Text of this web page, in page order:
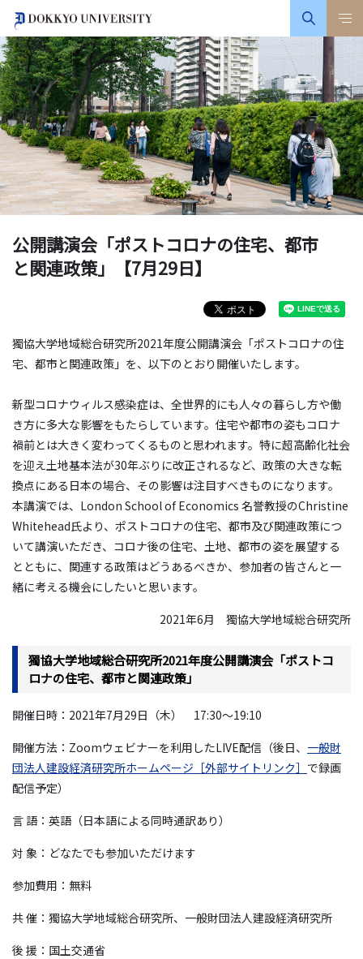
公開講演会「ポストコロナの住宅、都市
と関連政策」【7月29日】
獨協大学地域総合研究所2021年度公開講演会「ポストコロナの住
宅、都市と関連政策」を、以下のとおり開催いたします。
新型コロナウィルス感染症は、全世界的にも人々の暮らし方や働
き方に多大な影響をもたらしています。住宅や都市の姿もコロナ
禍前とは大きく変わってくるものと思われます。特に超高齢化社会
を迎え土地基本法が30年ぶりに改正されるなど、政策の大きな転
換点にある日本の場合、その影響は注目すべきものになります。
本講演では、London School of Economics 名誉教授のChristine
Whitehead氏より、ポストコロナの住宅、都市及び関連政策につ
いて講演いただき、コロナ後の住宅、土地、都市の姿を展望する
とともに、関連する政策はどうあるべきか、参加者の皆さんと一
緒に考える機会にしたいと思います。
2021年6月 獨協大学地域総合研究所
獨協大学地域総合研究所2021年度公開講演会「ポストコ
ロナの住宅、都市と関連政策」
開催日時：2021年7月29日（木） 17:30～19:10
開催方法：Zoomウェビナーを利用したLIVE配信（後日、 一般財
団法人建設経済研究所ホームページ［外部サイトリンク］ で録画
配信予定）
言 語：英語（日本語による同時通訳あり）
対 象：どなたでも参加いただけます
参加費用：無料
共 催：獨協大学地域総合研究所、一般財団法人建設経済研究所
後 援：国土交通省